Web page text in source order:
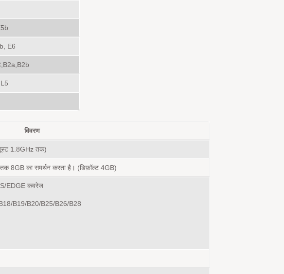
E6
विवरण
1.8GHz तक)
8GB का समर्थन करता है। (डिफ़ॉल्ट 4GB)
EDGE कवरेज
B19/B20/B25/B26/B28